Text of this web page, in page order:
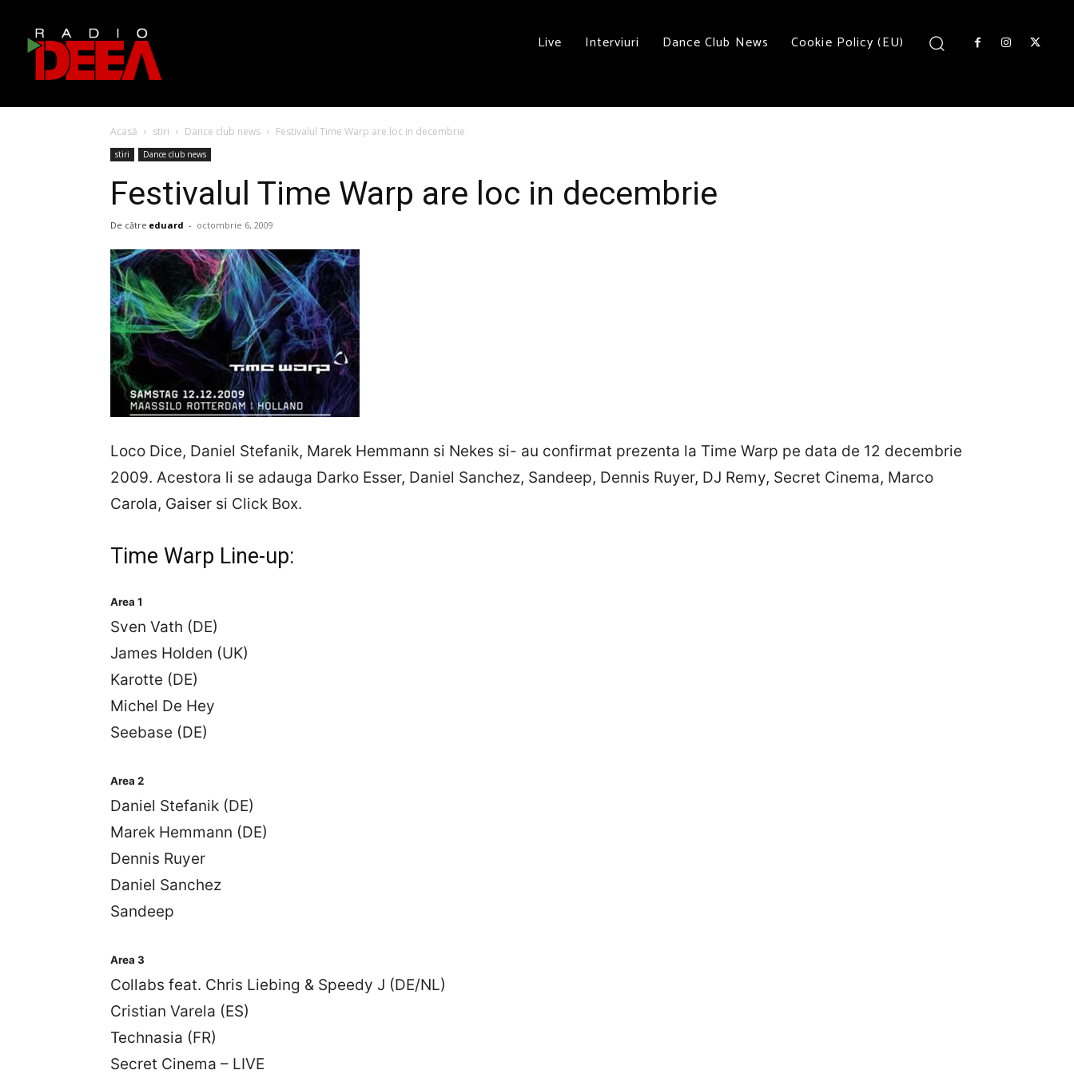
Live Interviuri Dance Club News Cookie Policy (EU)
Acasă stiri Dance club news Festivalul Time Warp are loc in decembrie
stiri Dance club news
Festivalul Time Warp are loc in decembrie
De către eduard - octombrie 6, 2009
Loco Dice, Daniel Stefanik, Marek Hemmann si Nekes si- au confirmat prezenta la Time Warp pe data de 12 decembrie
2009. Acestora li se adauga Darko Esser, Daniel Sanchez, Sandeep, Dennis Ruyer, DJ Remy, Secret Cinema, Marco
Carola, Gaiser si Click Box.
Time Warp Line-up:
Area 1
Sven Vath (DE)
James Holden (UK)
Karotte (DE)
Michel De Hey
Seebase (DE)
Area 2
Daniel Stefanik (DE)
Marek Hemmann (DE)
Dennis Ruyer
Daniel Sanchez
Sandeep
Area 3
Collabs feat. Chris Liebing & Speedy J (DE/NL)
Cristian Varela (ES)
Technasia (FR)
Secret Cinema – LIVE